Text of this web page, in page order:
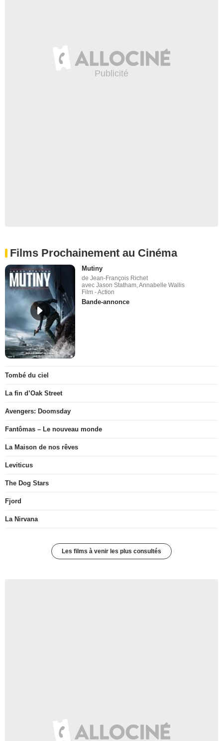
Films Prochainement au Cinéma
Mutiny
de Jean-François Richet
avec Jason Statham, Annabelle Wallis
Film - Action
Bande-annonce
Tombé du ciel
La fin d’Oak Street
Avengers: Doomsday
Fantômas – Le nouveau monde
La Maison de nos rêves
Leviticus
The Dog Stars
Fjord
La Nirvana
Les films à venir les plus consultés